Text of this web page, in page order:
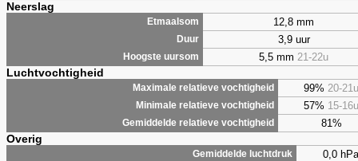
Neerslag
Etmaalsom 12,8 mm
Duur 3,9 uur
Hoogste uursom 5,5 mm 21-22u
Luchtvochtigheid
Maximale relatieve vochtigheid 99% 20-21u
Minimale relatieve vochtigheid 57% 15-16u
Gemiddelde relatieve vochtigheid 81%
Overig
Gemiddelde luchtdruk 0,0 hPa